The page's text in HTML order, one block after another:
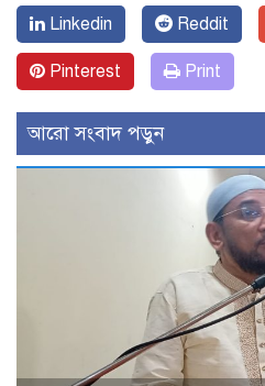
Linkedin Reddit
Pinterest Print
আরো সংবাদ পড়ুন